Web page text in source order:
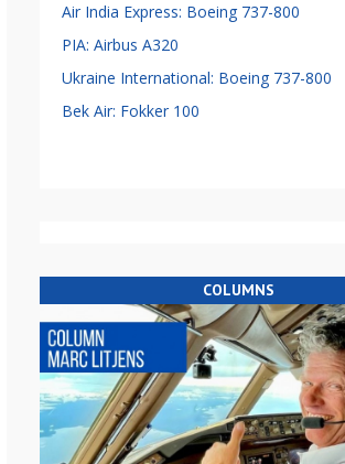
Air India Express: Boeing 737-800
PIA: Airbus A320
Ukraine International: Boeing 737-800
Bek Air: Fokker 100
COLUMNS